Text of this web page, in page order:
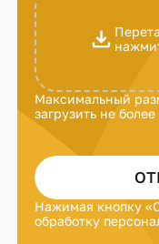
Максимальный
загрузить не
Нажимая кнопку
обработку